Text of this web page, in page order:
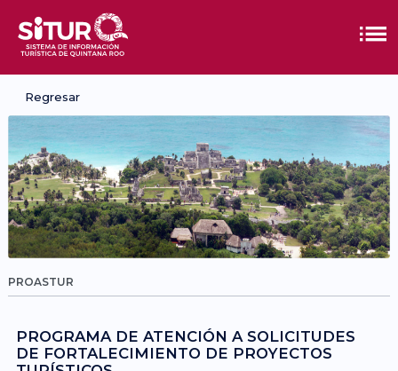
Regresar
PROASTUR
PROGRAMA DE ATENCIÓN A SOLICITUDES
DE FORTALECIMIENTO DE PROYECTOS